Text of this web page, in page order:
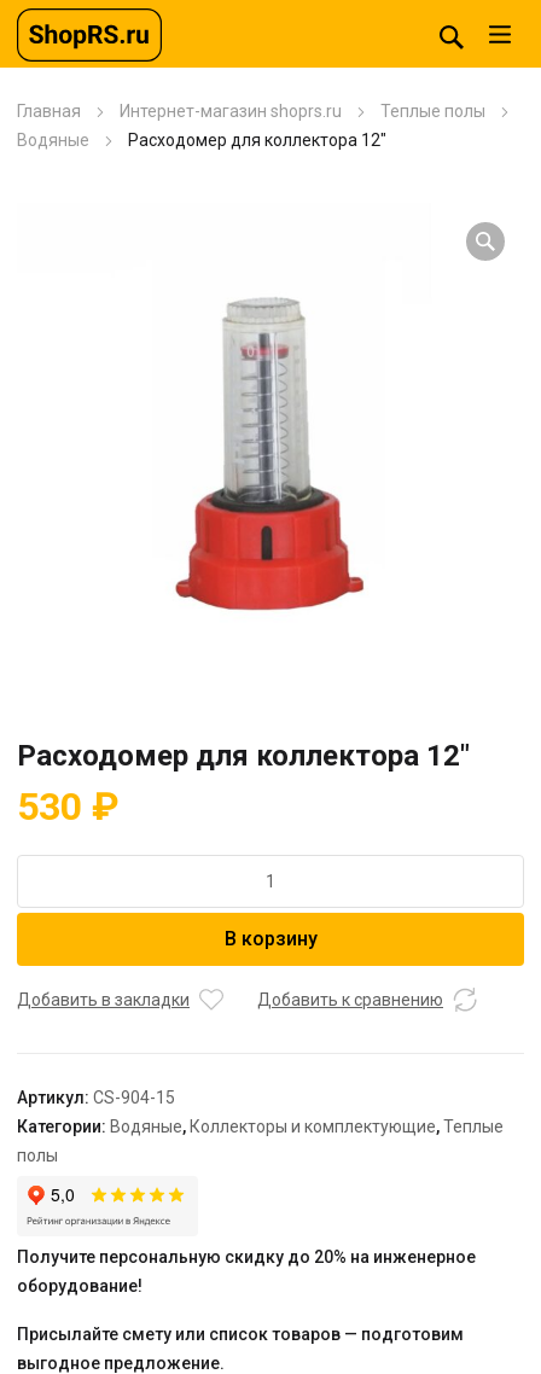
Главная Интернет-магазин shoprs.ru
Теплые полы
Водяные
Расходомер для коллектора 12″
Расходомер для коллектора 12″
530 ₽
Расходомер
12"
В корзину
Добавить в закладки Добавить к сравнению
Артикул: CS-904-15
Категории: Водяные, Коллекторы и комплектующие,Теплые
полы
Получите персональную скидку до 20% на инженерное
оборудование!
Присылайте смету или список товаров — подготовим
выгодное предложение.